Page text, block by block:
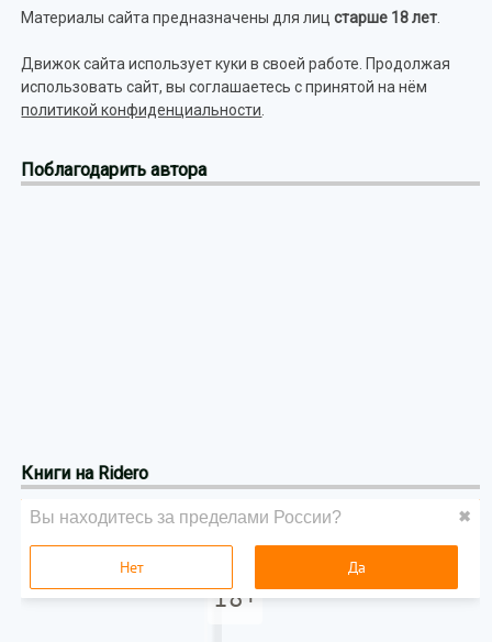
Материалы сайта предназначены для лицстарше 18 лет
Движок сайта использует куки в своей работе. Продолжая
использовать сайт, вы соглашаетесь с принятой на нём
политикой конфиденциальности
Поблагодарить автора
Книги на Ridero